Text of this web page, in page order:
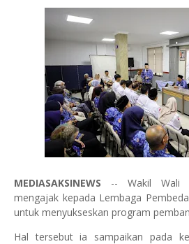
MEDIASAKSINEWS -- Wakil Wali
mengajak kepada Lembaga
untuk menyukseskan program
Hal tersebut ia sampaikan pada